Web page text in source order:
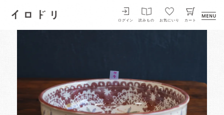
イロドリ
ログイン 読みもの お気にいり カート